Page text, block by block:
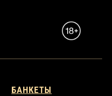
БАНКЕТЫ